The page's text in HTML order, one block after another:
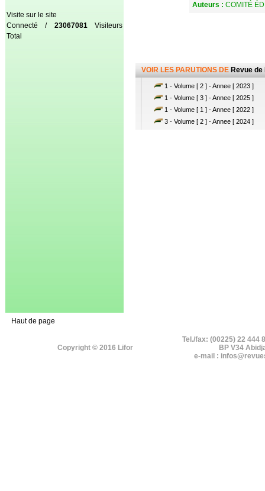
Visite sur le site
Connecté / 23067081Visiteurs
Total
Auteurs : COMITÉ
VOIR LES PARUTIONS DE Revue
1 - Volume [ 2 ] - Annee [ 2023 ]
1 - Volume [ 3 ] - Annee [ 2025 ]
1 - Volume [ 1 ] - Annee [ 2022 ]
3 - Volume [ 2 ] - Annee [ 2024 ]
Haut de page
Copyright © 2016 Lifor
Tel./fax: (00225) 22 444
BP V34
e-mail :